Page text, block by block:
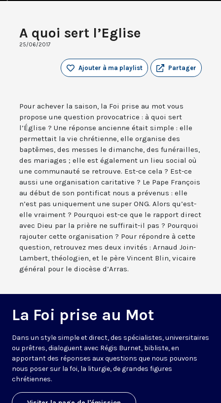
A quoi sert l’Eglise
25/06/2017
Partager
Ajouter à ma playlist
Pour achever la saison, la Foi prise au mot vous
propose une question provocatrice : à quoi sert
l’Église ? Une réponse ancienne était simple : elle
permettait la vie chrétienne, elle organise des
baptêmes, des messes le dimanche, des funérailles,
des mariages ; elle est également un lieu social où
une communauté se retrouve. Est-ce cela ? Est-ce
aussi une organisation caritative ? Le Pape François
au début de son pontificat nous a prévenus : elle
n’est pas uniquement une super ONG. Alors qu’est-
elle vraiment ? Pourquoi est-ce que le rapport direct
avec Dieu par la prière ne suffirait-il pas ? Pourquoi
rajouter cette organisation ? Pour répondre à cette
question, retrouvez mes deux invités : Arnaud Join-
Lambert, théologien, et le père Vincent Blin, vicaire
général pour le diocèse d’Arras.
La Foi prise au Mot
Dans un style simple et direct, des spécialistes, universitaires
ou prêtres, dialoguent avec Régis Burnet, bibliste, en
apportant des réponses aux questions que nous pouvons
nous poser sur la foi, la liturgie, de grandes figures
chrétiennes.